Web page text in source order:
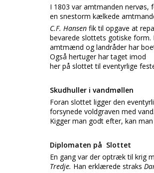
I 1803 var amtmanden nervøs,
en snestorm kælkede
C.F. Hansen fik til opgave at
bevarede slottets gotiske
amtmænd og landråder har
Også hertuger har taget imod
her på slottet til eventyrlige
Skudhuller i vandmøllen
Foran slottet ligger den
forsynede voldgraven med
Kigger man godt efter, kan
Diplomaten på Slottet
En gang var der optræk til krig
Tredje. Han erklærede straks